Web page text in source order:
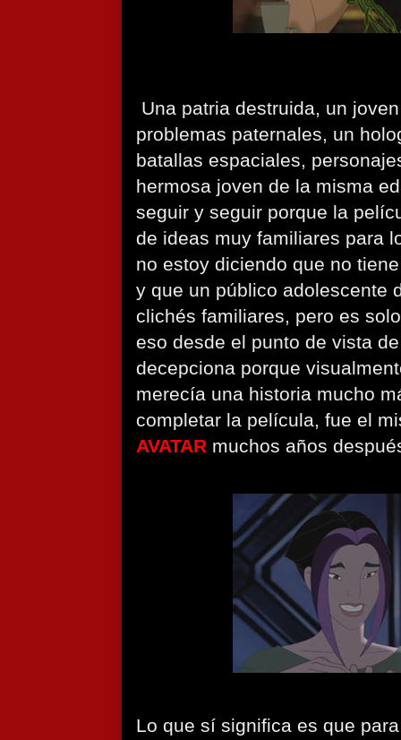
Una patria destruida, un
problemas paternales, un
batallas espaciales,
hermosa joven de la misma
seguir y seguir porque la
de ideas muy familiares para
no estoy diciendo que no
y que un público adolescente
clichés familiares, pero es
eso desde el punto de vista
decepciona porque
merecía una historia mucho
completar la película, fue el
AVATAR muchos años
Lo que sí significa es que